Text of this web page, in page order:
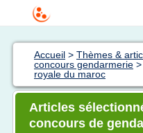
Accueil > Thèmes &
concours gendarmerie >
royale du maroc
Articles
concours de